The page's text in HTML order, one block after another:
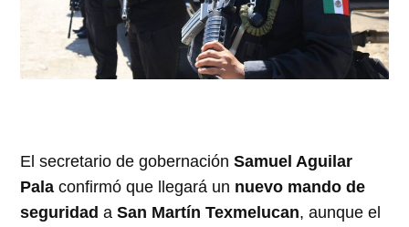
El secretario de gobernaciónSamuel Aguilar
Pala confirmó que llegará un nuevo mando de
seguridad aSan Martín Texmelucan, aunque el